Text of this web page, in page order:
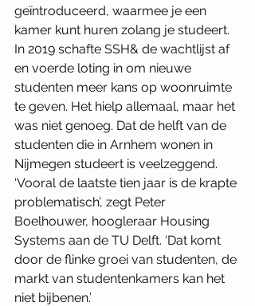
geïntroduceerd, waarmee je een
kamer kunt huren zolang je studeert.
In 2019 schafte SSH& de wachtlijst af
en voerde loting in om nieuwe
studenten meer kans op woonruimte
te geven. Het hielp allemaal, maar het
was niet genoeg. Dat de helft van de
studenten die in Arnhem wonen in
Nijmegen studeert is veelzeggend.
‘Vooral de laatste tien jaar is de krapte
problematisch’, zegt Peter
Boelhouwer, hoogleraar Housing
Systems aan de TU Delft. ‘Dat komt
door de flinke groei van studenten, de
markt van studentenkamers kan het
niet bijbenen.’